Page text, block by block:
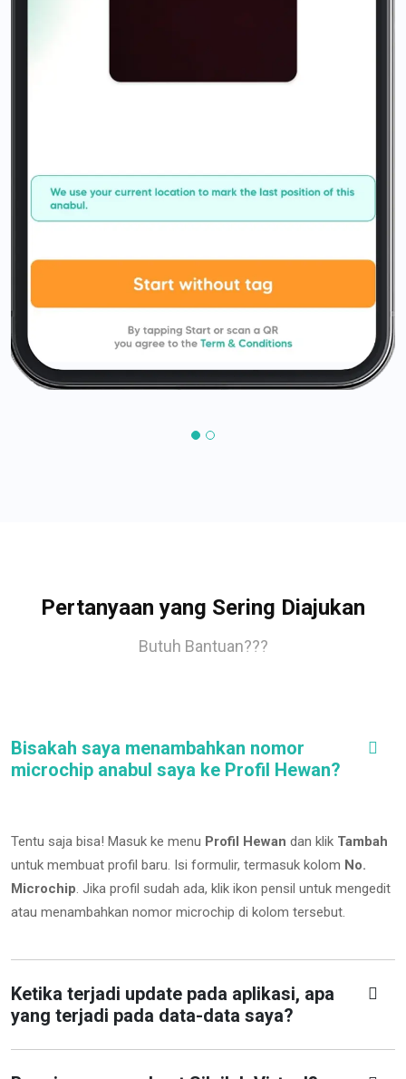
Pertanyaan yang Sering Diajukan
Butuh Bantuan???
Bisakah saya menambahkan nomor
microchip anabul saya ke Profil Hewan?
Tentu saja bisa! Masuk ke menu Profil Hewan dan klik Tambah
untuk membuat profil baru. Isi formulir, termasuk kolom No.
Microchip. Jika profil sudah ada, klik ikon pensil untuk mengedit
atau menambahkan nomor microchip di kolom tersebut.
Ketika terjadi update pada aplikasi, apa
yang terjadi pada data-data saya?